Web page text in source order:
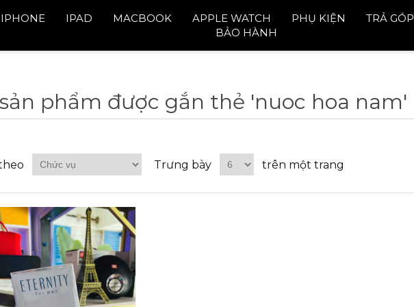
IPHONE IPAD MACBOOK APPLE WATCH PHỤ KIỆN TRẢ GÓP
BẢO HÀNH
phẩm được gắn thẻ 'nuoc hoa nam'
Trưng bày trên một trang